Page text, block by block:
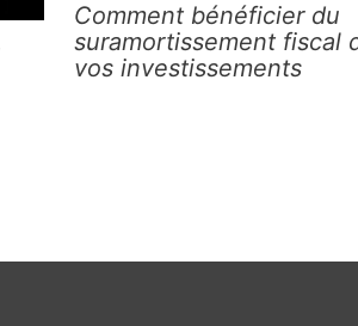
Comment bénéficier du
suramortissement fiscal
vos investissements